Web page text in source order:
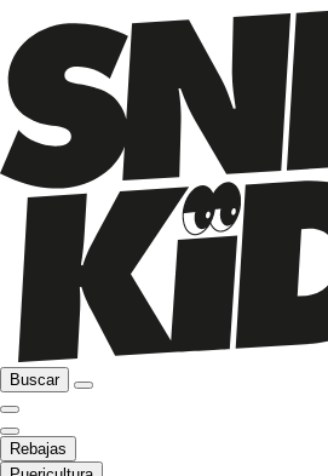
Buscar
Rebajas